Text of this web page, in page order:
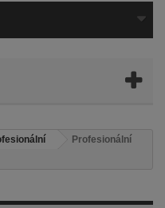
Profesionální